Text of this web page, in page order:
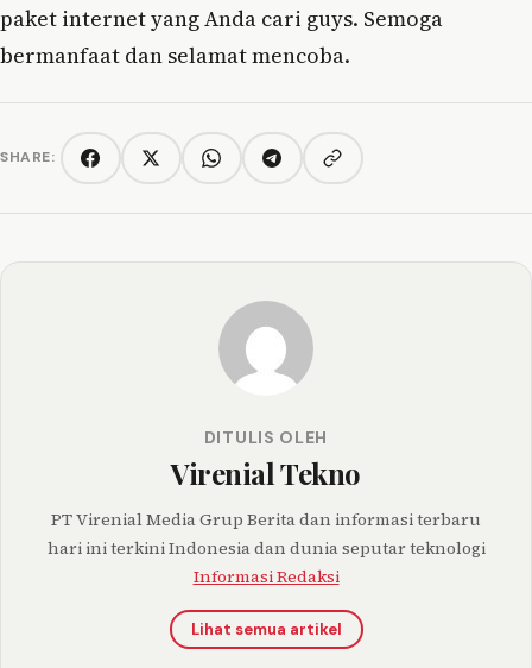
paket internet yang Anda cari guys. Semoga
bermanfaat dan selamat mencoba.
SHARE: FacebookTwitter/XWhatsAppTelegramCopy link
DITULIS OLEH
Virenial Tekno
PT Virenial Media Grup Berita dan informasi terbaru
hari ini terkini Indonesia dan dunia seputar teknologi
Informasi Redaksi
Lihat semua artikel